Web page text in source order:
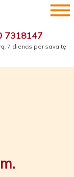
7318147
7 dienas per savaitę